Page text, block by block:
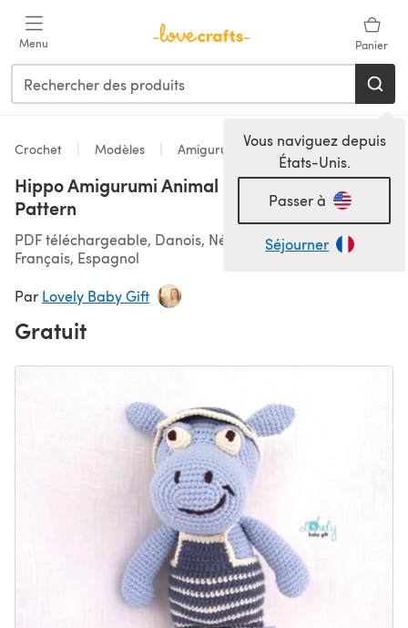
Menu Panier
Vous naviguez depuis
États-Unis.
Passer à
Séjourner
Crochet Modèles Amigurumi
Hippo Amigurumi Animal Free Crochet
Pattern
PDF téléchargeable, Danois, Néerlandais, Anglais,
Français, Espagnol
Par Lovely Baby Gift
Gratuit